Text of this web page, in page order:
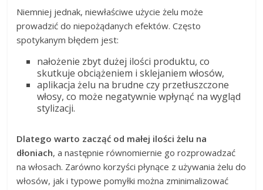
Niemniej jednak, niewłaściwe użycie żelu może
prowadzić do niepożądanych efektów. Często
spotykanym błędem jest:
nałożenie zbyt dużej ilości produktu, co
skutkuje obciążeniem i sklejaniem włosów,
aplikacja żelu na brudne czy przetłuszczone
włosy, co może negatywnie wpłynąć na wygląd
stylizacji.
Dlatego warto zacząć od małej ilości żelu na
dłoniach, a następnie równomiernie go rozprowadzać
na włosach. Zarówno korzyści płynące z używania żelu do
włosów, jak i typowe pomyłki można zminimalizować